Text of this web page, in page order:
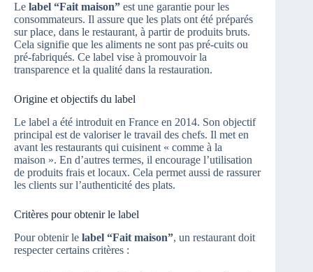
Le label “Fait maison” est une garantie pour les
consommateurs. Il assure que les plats ont été préparés
sur place, dans le restaurant, à partir de produits bruts.
Cela signifie que les aliments ne sont pas pré-cuits ou
pré-fabriqués. Ce label vise à promouvoir la
transparence et la qualité dans la restauration.
Origine et objectifs du label
Le label a été introduit en France en 2014. Son objectif
principal est de valoriser le travail des chefs. Il met en
avant les restaurants qui cuisinent « comme à la
maison ». En d’autres termes, il encourage l’utilisation
de produits frais et locaux. Cela permet aussi de rassurer
les clients sur l’authenticité des plats.
Critères pour obtenir le label
Pour obtenir le label “Fait maison”, un restaurant doit
respecter certains critères :